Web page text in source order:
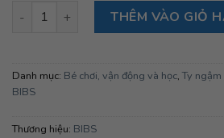
Bộ 4 ty ngậm núm tròn cao su BIBS
THÊM VÀO GIỎ
Danh mục: Bé chơi, vận động và học, Ty
BIBS
Thương hiệu: BIBS